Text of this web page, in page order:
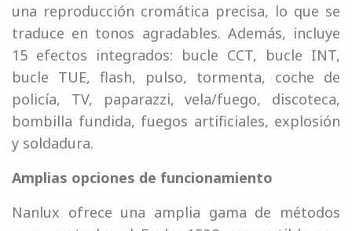
una reproducción cromática precisa, lo que se
traduce en tonos agradables. Además, incluye
15 efectos integrados: bucle CCT, bucle INT,
bucle TUE, flash, pulso, tormenta, coche de
policía, TV, paparazzi, vela/fuego, discoteca,
bombilla fundida, fuegos artificiales, explosión
y soldadura.
Amplias opciones de funcionamiento
Nanlux ofrece una amplia gama de métodos